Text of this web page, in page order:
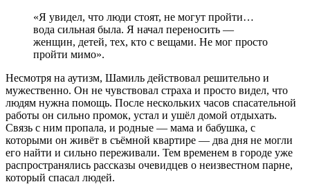
«Я увидел, что люди стоят, не могут пройти…
вода сильная была. Я начал переносить —
женщин, детей, тех, кто с вещами. Не мог просто
пройти мимо».
Несмотря на аутизм, Шамиль действовал решительно и
мужественно. Он не чувствовал страха и просто видел, что
людям нужна помощь. После нескольких часов спасательной
работы он сильно промок, устал и ушёл домой отдыхать.
Связь с ним пропала, и родные — мама и бабушка, с
которыми он живёт в съёмной квартире — два дня не могли
его найти и сильно переживали. Тем временем в городе уже
распространялись рассказы очевидцев о неизвестном парне,
который спасал людей.